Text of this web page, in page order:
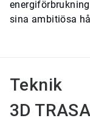
sina ambitiösa
Teknik
3D